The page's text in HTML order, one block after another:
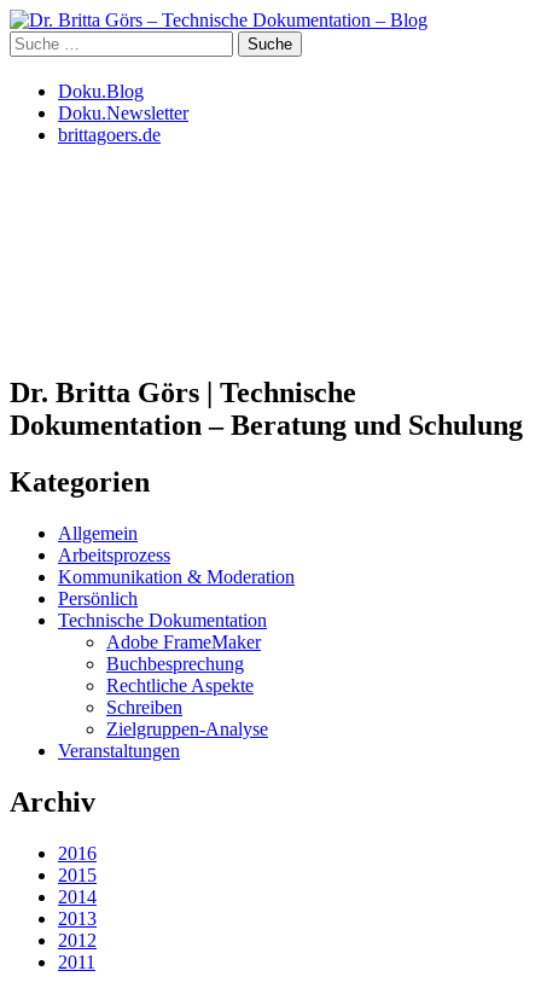
Suche
nach:
Weiter
zum
Inhalt
Doku.Blog
Doku.Newsletter
brittagoers.de
Dr. Britta Görs | Technische
Dokumentation – Beratung und Schulung
Kategorien
Allgemein
Arbeitsprozess
Kommunikation & Moderation
Persönlich
Technische Dokumentation
Adobe FrameMaker
Buchbesprechung
Rechtliche Aspekte
Schreiben
Zielgruppen-Analyse
Veranstaltungen
Archiv
2016
2015
2014
2013
2012
2011